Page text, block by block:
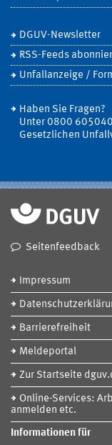
DGUV-Newsletter
RSS-Feeds
Unfallanzeige /
Haben Sie Fragen?
Unter 0800
Gesetzlichen
Seitenfeedback
Impressum
Barrierefreiheit
Meldeportal
Zur Startseite
Online-Services:
anmelden etc.
Informationen für